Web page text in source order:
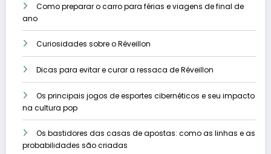
Como preparar o carro para férias e viagens de final de
ano
Curiosidades sobre o Réveillon
Dicas para evitar e curar a ressaca de Réveillon
Os principais jogos de esportes cibernéticos e seu impacto
na cultura pop
Os bastidores das casas de apostas: como as linhas e as
probabilidades são criadas